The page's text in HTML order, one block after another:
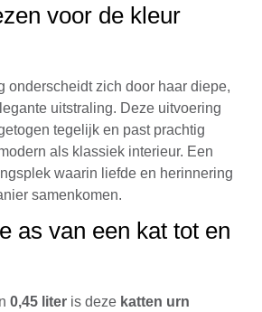
voor de kleur
onderscheidt zich door haar diepe,
uitstraling. Deze uitvoering
tegelijk en past prachtig
als klassiek interieur. Een
waarin liefde en herinnering
samenkomen.
as van een kat tot en
0,45 liter is deze katten urn